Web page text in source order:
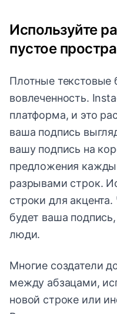
Используйте
пустое
Плотные текстовые
вовлеченность.
платформа, и это
ваша подпись
вашу подпись на
предложения
разрывами строк.
строки для
будет ваша
люди.
Многие создатели
между абзацами,
новой строке или